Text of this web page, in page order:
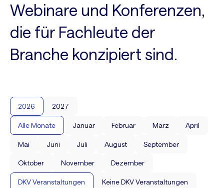
Webinare und Konferenzen,
die für Fachleute der
Branche konzipiert sind.
2026 2027
Alle Monate Januar Februar März April
Mai Juni Juli August September
Oktober November Dezember
DKV Veranstaltungen Keine DKV Veranstaltungen